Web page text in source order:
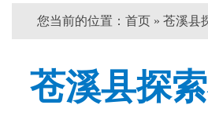
您当前的位置： 首页 » 苍溪县
苍溪县探